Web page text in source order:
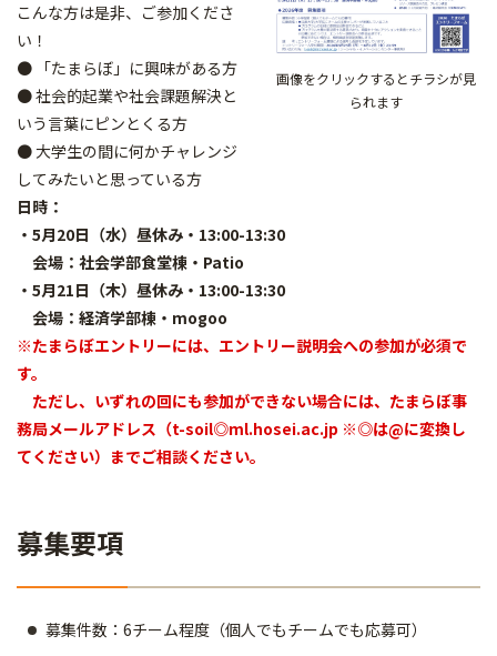
画像をクリックするとチラシが見
られます
こんな方は是非、ご参加くださ
い！
● 「たまらぼ」に興味がある方
● 社会的起業や社会課題解決と
いう言葉にピンとくる方
● 大学生の間に何かチャレンジ
してみたいと思っている方
日時：
・5月20日（水）昼休み・13:00-13:30
会場：社会学部食堂棟・Patio
・5月21日（木）昼休み・13:00-13:30
会場：経済学部棟・mogoo
※たまらぼエントリーには、エントリー説明会への参加が必須で
す。
ただし、いずれの回にも参加ができない場合には、たまらぼ事
務局メールアドレス（t-soil◎ml.hosei.ac.jp ※◎は@に変換し
てください）までご相談ください。
募集要項
募集件数：6チーム程度（個人でもチームでも応募可）